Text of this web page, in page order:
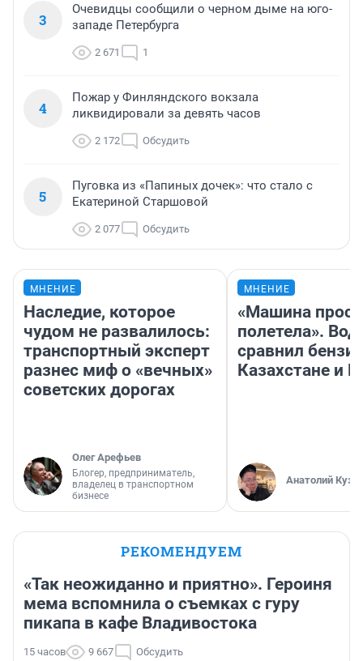
3
Очевидцы сообщили о черном дыме на юго-
западе Петербурга
2 671 1
4
Пожар у Финляндского вокзала
ликвидировали за девять часов
2 172 Обсудить
5
Пуговка из «Папиных дочек»: что стало с
Екатериной Старшовой
2 077 Обсудить
МНЕНИЕ
Наследие, которое
чудом не развалилось:
транспортный эксперт
разнес миф о «вечных»
советских дорогах
Олег Арефьев
Блогер, предприниматель,
владелец в транспортном
бизнесе
МНЕНИЕ
«Машина
полетела».
сравнил
Казахстане и
Анатолий
РЕКОМЕНДУЕМ
«Так неожиданно и приятно». Героиня
мема вспомнила о съемках с гуру
пикапа в кафе Владивостока
15 часов 9 667 Обсудить